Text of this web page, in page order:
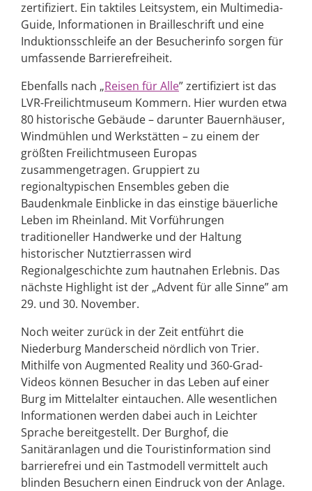
zertifiziert. Ein taktiles Leitsystem, ein Multimedia-
Guide, Informationen in Brailleschrift und eine
Induktionsschleife an der Besucherinfo sorgen für
umfassende Barrierefreiheit.
Ebenfalls nach „Reisen für Alle” zertifiziert ist das
LVR-Freilichtmuseum Kommern. Hier wurden etwa
80 historische Gebäude – darunter Bauernhäuser,
Windmühlen und Werkstätten – zu einem der
größten Freilichtmuseen Europas
zusammengetragen. Gruppiert zu
regionaltypischen Ensembles geben die
Baudenkmale Einblicke in das einstige bäuerliche
Leben im Rheinland. Mit Vorführungen
traditioneller Handwerke und der Haltung
historischer Nutztierrassen wird
Regionalgeschichte zum hautnahen Erlebnis. Das
nächste Highlight ist der „Advent für alle Sinne” am
29. und 30. November.
Noch weiter zurück in der Zeit entführt die
Niederburg Manderscheid nördlich von Trier.
Mithilfe von Augmented Reality und 360-Grad-
Videos können Besucher in das Leben auf einer
Burg im Mittelalter eintauchen. Alle wesentlichen
Informationen werden dabei auch in Leichter
Sprache bereitgestellt. Der Burghof, die
Sanitäranlagen und die Touristinformation sind
barrierefrei und ein Tastmodell vermittelt auch
blinden Besuchern einen Eindruck von der Anlage.